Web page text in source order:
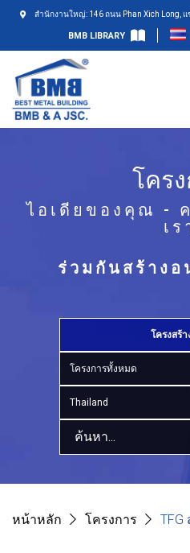
สำนักงานใหญ่: 146 ถนน Phan Xich Long,
BMB LIBRARY
โคร
ไอเดียของคุณ -
เร
ร่วมกันสร้าง
โครงสร้า
โครงการทั้งหมด
Thailand
หน้าหลัก โครงการ